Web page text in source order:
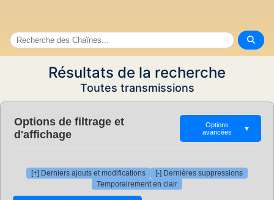
Résultats de la recherche
Toutes transmissions
Options de filtrage et
d'affichage
Options
avancées
▼
[+] Derniers ajouts et modifications
[-] Dernières suppressions
Temporairement en clair